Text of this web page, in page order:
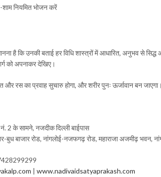
नियमित भोजन करें
है कि उनकी बताई हर विधि शास्त्रों में आधारित, अनुभव से
को अपनाकर देखिए।
रस का प्रवाह सुचारु होगा, और शरीर पुनः ऊर्जावान बन जाएगा।
2 के सामने, नजदीक दिल्ली बाईपास
बुध बाजार रोड, नांगलोई-नजफगढ़ रोड, महाराजा अजमीढ़ भवन,
www.nadivaidsatyaprakash.com